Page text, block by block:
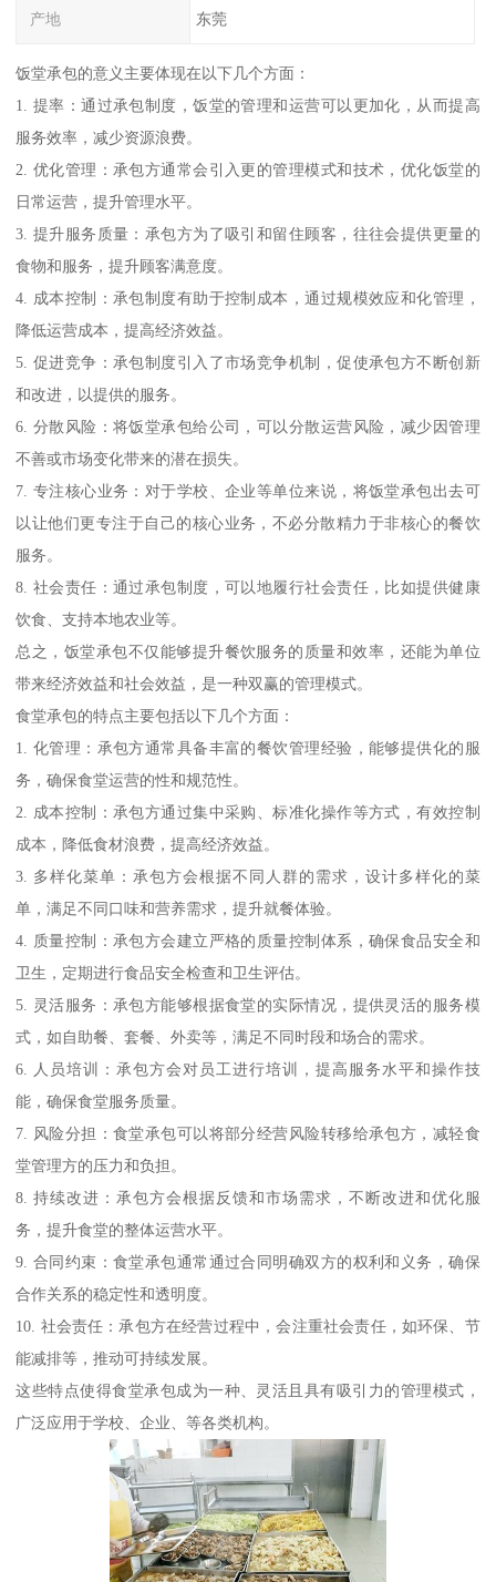
产地 东莞
饭堂承包的意义主要体现在以下几个方面：
1. 提率：通过承包制度，饭堂的管理和运营可以更加化，从而提高
服务效率，减少资源浪费。
2. 优化管理：承包方通常会引入更的管理模式和技术，优化饭堂的
日常运营，提升管理水平。
3. 提升服务质量：承包方为了吸引和留住顾客，往往会提供更量的
食物和服务，提升顾客满意度。
4. 成本控制：承包制度有助于控制成本，通过规模效应和化管理，
降低运营成本，提高经济效益。
5. 促进竞争：承包制度引入了市场竞争机制，促使承包方不断创新
和改进，以提供的服务。
6. 分散风险：将饭堂承包给公司，可以分散运营风险，减少因管理
不善或市场变化带来的潜在损失。
7. 专注核心业务：对于学校、企业等单位来说，将饭堂承包出去可
以让他们更专注于自己的核心业务，不必分散精力于非核心的餐饮
服务。
8. 社会责任：通过承包制度，可以地履行社会责任，比如提供健康
饮食、支持本地农业等。
总之，饭堂承包不仅能够提升餐饮服务的质量和效率，还能为单位
带来经济效益和社会效益，是一种双赢的管理模式。
食堂承包的特点主要包括以下几个方面：
1. 化管理：承包方通常具备丰富的餐饮管理经验，能够提供化的服
务，确保食堂运营的性和规范性。
2. 成本控制：承包方通过集中采购、标准化操作等方式，有效控制
成本，降低食材浪费，提高经济效益。
3. 多样化菜单：承包方会根据不同人群的需求，设计多样化的菜
单，满足不同口味和营养需求，提升就餐体验。
4. 质量控制：承包方会建立严格的质量控制体系，确保食品安全和
卫生，定期进行食品安全检查和卫生评估。
5. 灵活服务：承包方能够根据食堂的实际情况，提供灵活的服务模
式，如自助餐、套餐、外卖等，满足不同时段和场合的需求。
6. 人员培训：承包方会对员工进行培训，提高服务水平和操作技
能，确保食堂服务质量。
7. 风险分担：食堂承包可以将部分经营风险转移给承包方，减轻食
堂管理方的压力和负担。
8. 持续改进：承包方会根据反馈和市场需求，不断改进和优化服
务，提升食堂的整体运营水平。
9. 合同约束：食堂承包通常通过合同明确双方的权利和义务，确保
合作关系的稳定性和透明度。
10. 社会责任：承包方在经营过程中，会注重社会责任，如环保、节
能减排等，推动可持续发展。
这些特点使得食堂承包成为一种、灵活且具有吸引力的管理模式，
广泛应用于学校、企业、等各类机构。